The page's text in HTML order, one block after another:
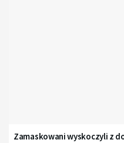
Zamaskowani wyskoczyli z